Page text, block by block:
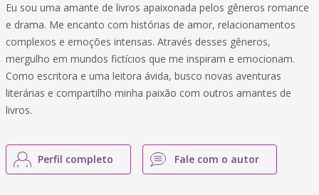
Eu sou uma amante de livros apaixonada pelos gêneros romance
e drama. Me encanto com histórias de amor, relacionamentos
complexos e emoções intensas. Através desses gêneros,
mergulho em mundos fictícios que me inspiram e emocionam.
Como escritora e uma leitora ávida, busco novas aventuras
literárias e compartilho minha paixão com outros amantes de
livros.
Perfil completo Fale com o autor